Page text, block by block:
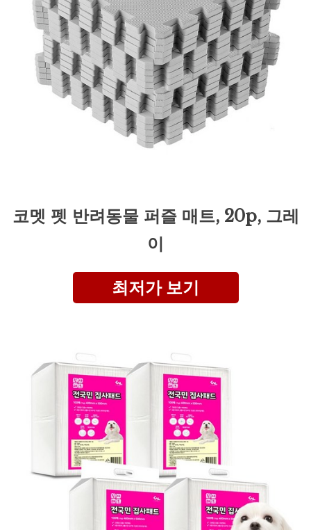
코멧 펫 반려동물 퍼즐 매트, 20p, 그레
이
최저가 보기